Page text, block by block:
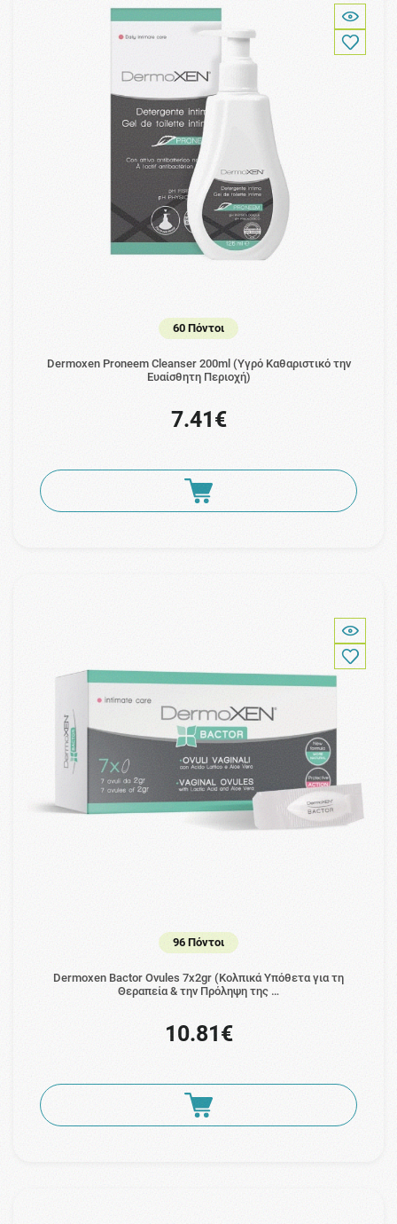
60 Πόντοι
Dermoxen Proneem Cleanser 200ml (Υγρό Καθαριστικό την
Ευαίσθητη Περιοχή)
7.41€
96 Πόντοι
Dermoxen Bactor Ovules 7x2gr (Κολπικά Υπόθετα για τη
Θεραπεία & την Πρόληψη της …
10.81€